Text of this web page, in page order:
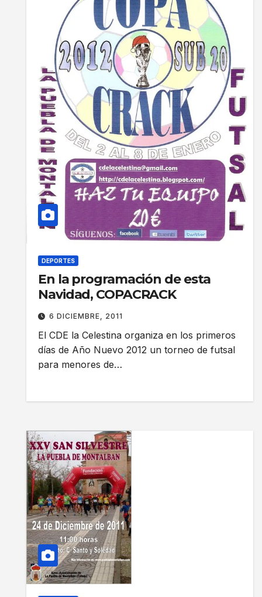
DEPORTES
En la programación de esta
Navidad, COPACRACK
6 DICIEMBRE, 2011
El CDE la Celestina organiza en los primeros
días de Año Nuevo 2012 un torneo de futsal
para menores de…